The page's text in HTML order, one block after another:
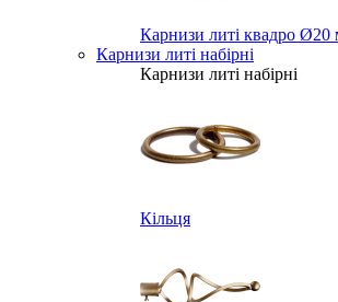
Карнизи литі квадро Ø20
Карнизи литі набірні
Карнизи литі набірні
Кільця